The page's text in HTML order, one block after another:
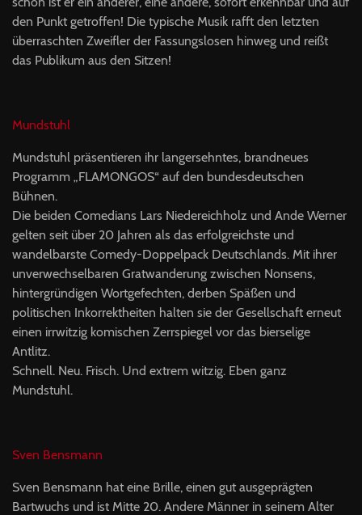
den Punkt getroffen! Die typische Musik rafft den letzten
überraschten Zweifler der Fassungslosen hinweg und reißt
das Publikum aus den Sitzen!
Mundstuhl
Mundstuhl präsentieren ihr langersehntes, brandneues
Programm „FLAMONGOS“ auf den bundesdeutschen
Bühnen.
Die beiden Comedians Lars Niedereichholz und Ande Werner
gelten seit über 20 Jahren als das erfolgreichste und
wandelbarste Comedy-Doppelpack Deutschlands. Mit ihrer
unverwechselbaren Gratwanderung zwischen Nonsens,
hintergründigen Wortgefechten, derben Späßen und
politischen Inkorrektheiten halten sie der Gesellschaft erneut
einen irrwitzig komischen Zerrspiegel vor das bierselige
Antlitz.
Schnell. Neu. Frisch. Und extrem witzig. Eben ganz
Mundstuhl.
Sven Bensmann
Sven Bensmann hat eine Brille, einen gut ausgeprägten
Bartwuchs und ist Mitte 20. Andere Männer in seinem Alter